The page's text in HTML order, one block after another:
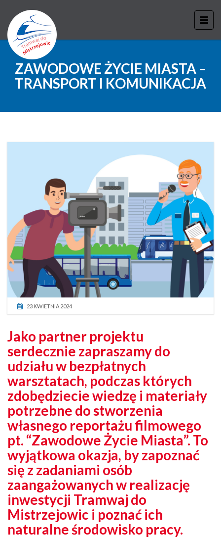
ZAWODOWE ŻYCIE MIASTA –
TRANSPORT I KOMUNIKACJA
23 KWIETNIA 2024
Jako partner projektu
serdecznie zapraszamy do
udziału w bezpłatnych
warsztatach, podczas których
zdobędziecie wiedzę i materiały
potrzebne do stworzenia
własnego reportażu filmowego
pt. “Zawodowe Życie Miasta”. To
wyjątkowa okazja, by zapoznać
się z zadaniami osób
zaangażowanych w realizację
inwestycji Tramwaj do
Mistrzejowic i poznać ich
naturalne środowisko pracy.